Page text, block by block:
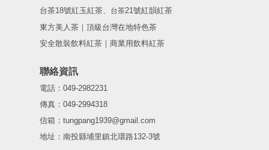
台茶18號紅玉紅茶、 台茶21號紅韻紅茶
東方美人茶｜頂級台灣在地特色茶
安全散裝飲料紅茶｜商業用飲料紅茶
聯絡資訊
電話：049-2982231
傳真：049-2994318
信箱：tungpang1939@gmail.com
地址：南投縣埔里鎮北環路132-3號